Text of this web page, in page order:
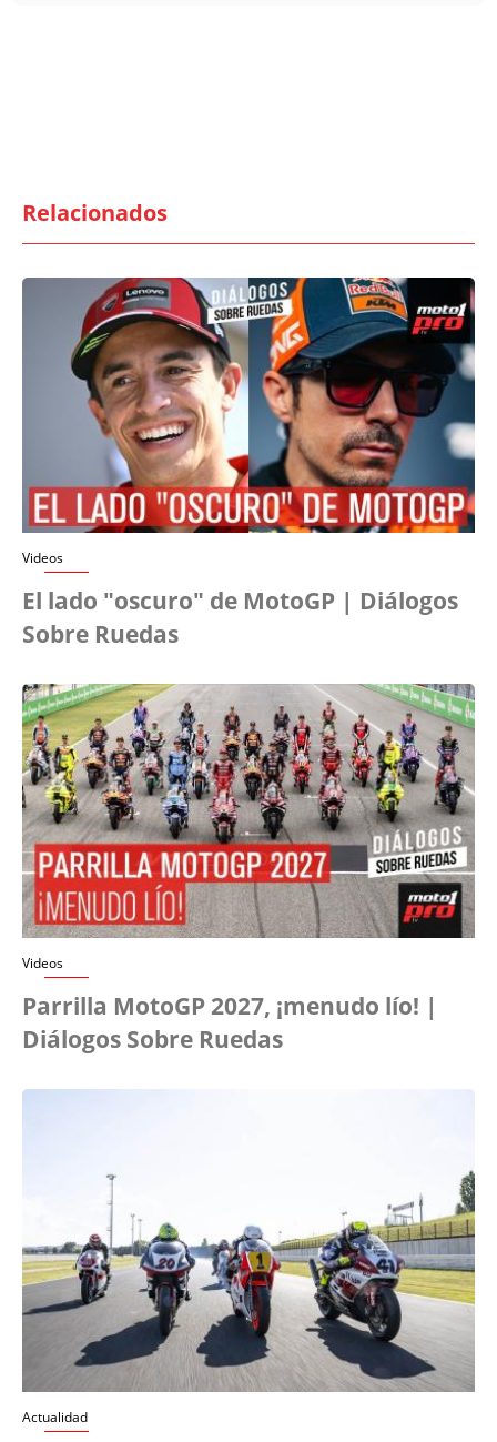
Relacionados
Videos
El lado "oscuro" de MotoGP | Diálogos
Sobre Ruedas
Videos
Parrilla MotoGP 2027, ¡menudo lío! |
Diálogos Sobre Ruedas
Actualidad